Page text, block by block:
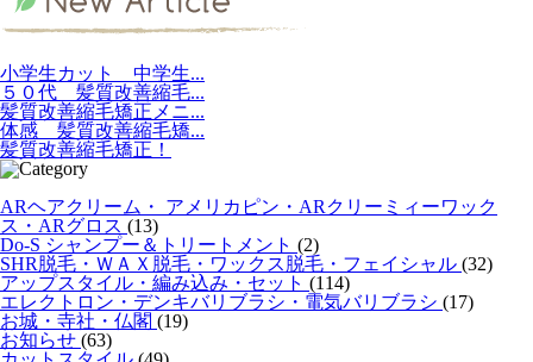
小学生カット 中学生...
５０代 髪質改善縮毛...
髪質改善縮毛矯正メニ...
体感 髪質改善縮毛矯...
髪質改善縮毛矯正！
ARヘアクリーム・ アメリカピン・ARクリーミィーワック
ス・ARグロス (13)
Do-S シャンプー＆トリートメント (2)
SHR脱毛・ＷＡＸ脱毛・ワックス脱毛・フェイシャル (32)
アップスタイル・編み込み・セット (114)
エレクトロン・デンキバリブラシ・電気バリブラシ (17)
お城・寺社・仏閣 (19)
お知らせ (63)